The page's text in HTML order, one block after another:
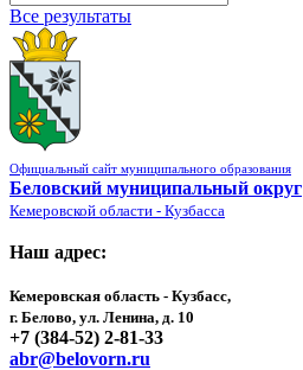
Все результаты
Официальный сайт муниципального образования
Беловский муниципальный округ
Кемеровской области - Кузбасса
Наш адрес:
Кемеровская область - Кузбасс,
г. Белово, ул. Ленина, д. 10
+7 (384-52) 2-81-33
abr@belovorn.ru